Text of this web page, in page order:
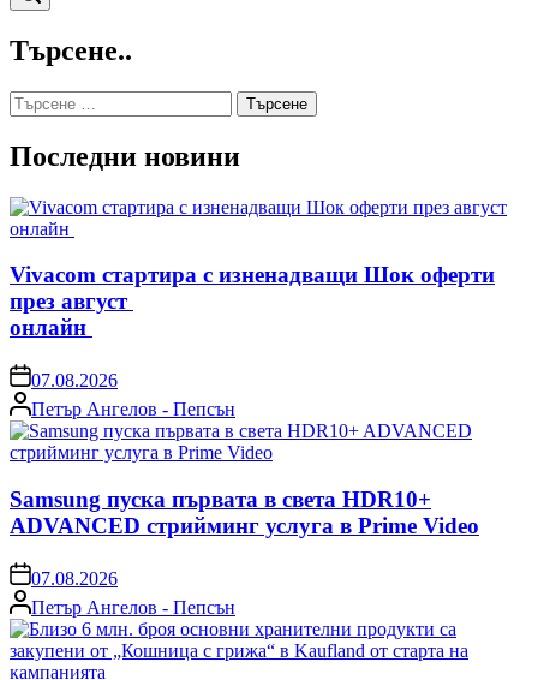
Търсене..
Търсене
за:
Последни новини
Vivacom стартира с изненадващи Шок оферти
през август
онлайн
on07.08.2026
Posted
by
Петър Ангелов - Пепсън
Samsung пуска първата в света HDR10+
ADVANCED стрийминг услуга в Prime Video
on07.08.2026
Posted
by
Петър Ангелов - Пепсън